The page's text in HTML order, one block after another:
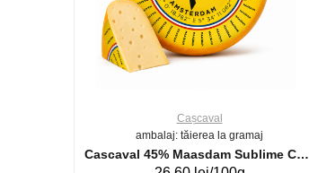
Cașcaval
ambalaj: tăierea la gramaj
Cascaval 45% Maasdam Sublime Cow